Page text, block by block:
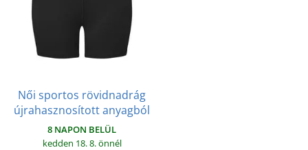
Női sportos rövidnadrág
újrahasznosított anyagból
8 NAPON BELÜL
kedden 18. 8.önnél